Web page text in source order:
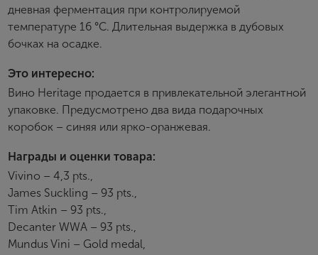
дневная ферментация при контролируемой
температуре 16 °C. Длительная выдержка в дубовых
бочках на осадке.
Это интересно:
Вино Heritage продается в привлекательной элегантной
упаковке. Предусмотрено два вида подарочных
коробок – синяя или ярко-оранжевая.
Награды и оценки товара:
Vivino – 4,3 pts.,
James Suckling – 93 pts.,
Tim Atkin – 93 pts.,
Decanter WWA – 93 pts.,
Mundus Vini – Gold medal,
Я хочу получать инфромацию об акциях и купоны со